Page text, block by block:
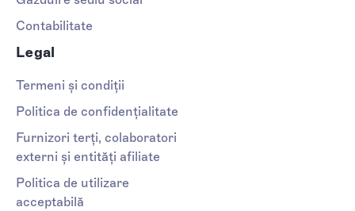
Contabilitate
Legal
Termeni și condiții
Politica de confidențialitate
Furnizori terți, colaboratori
externi și entități afiliate
Politica de utilizare
acceptabilă